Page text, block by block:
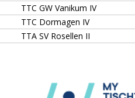
TTC GW Vanikum IV
TTC Dormagen IV
TTA SV Rosellen II